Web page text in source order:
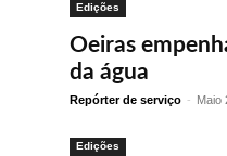
Edições
Oeiras
da água
Repórter de serviço - Maio
Edições